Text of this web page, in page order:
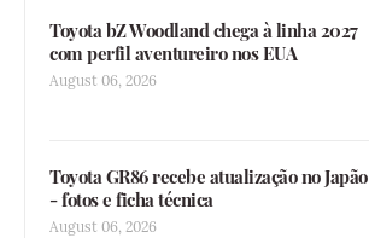
Toyota bZ Woodland chega à linha 2027
com perfil aventureiro nos EUA
August 06, 2026
Toyota GR86 recebe atualização no Japão
- fotos e ficha técnica
August 06, 2026